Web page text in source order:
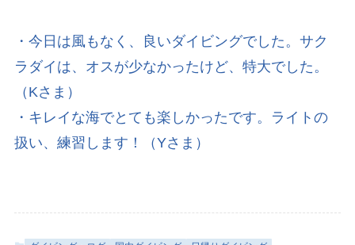
・今日は風もなく、良いダイビングでした。サク
ラダイは、オスが少なかったけど、特大でした。
（Kさま）
・キレイな海でとても楽しかったです。ライトの
扱い、練習します！（Yさま）